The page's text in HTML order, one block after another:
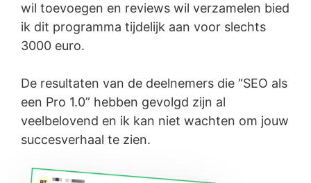
wil toevoegen en reviews wil verzamelen bied
ik dit programma tijdelijk aan voor slechts
3000 euro.
De resultaten van de deelnemers die “SEO als
een Pro 1.0” hebben gevolgd zijn al
veelbelovend en ik kan niet wachten om jouw
succesverhaal te zien.